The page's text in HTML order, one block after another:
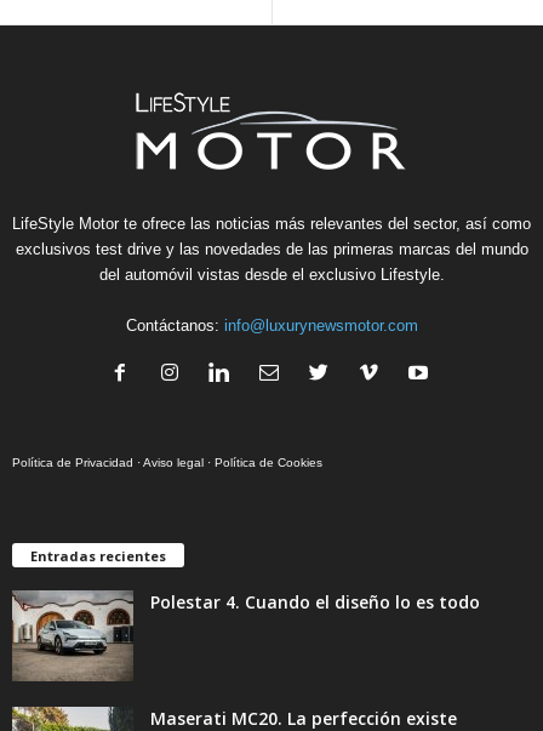
LifeStyle Motor te ofrece las noticias más relevantes del sector, así como
exclusivos test drive y las novedades de las primeras marcas del mundo
del automóvil vistas desde el exclusivo Lifestyle.
Contáctanos: info@luxurynewsmotor.com
Política de Privacidad ·Aviso legal · Política de Cookies
Entradas recientes
Polestar 4. Cuando el diseño lo es todo
Maserati MC20. La perfección existe